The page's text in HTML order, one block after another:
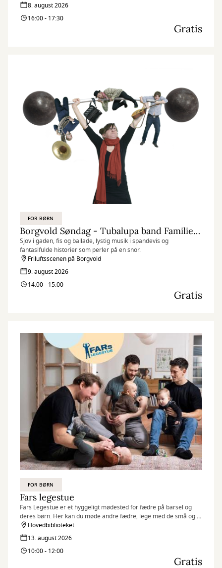
8. august 2026
16:00 - 17:30
Gratis
FOR BØRN
Borgvold Søndag - Tubalupa band Familiekoncert
Sjov i gaden, fis og ballade, lystig musik i spandevis og
fantasifulde historier som perler på en snor.
Friluftsscenen på Borgvold
9. august 2026
14:00 - 15:00
Gratis
FOR BØRN
Fars legestue
Fars Legestue er et hyggeligt mødested for fædre på barsel og
deres børn. Her kan du møde andre fædre, lege med de små og få
en god snak.
Hovedbiblioteket
13. august 2026
10:00 - 12:00
Gratis